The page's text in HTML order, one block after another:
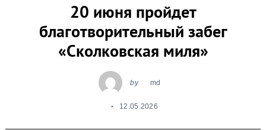
20 июня пройдет
благотворительный забег
«Сколковская миля»
by md
12.05.2026